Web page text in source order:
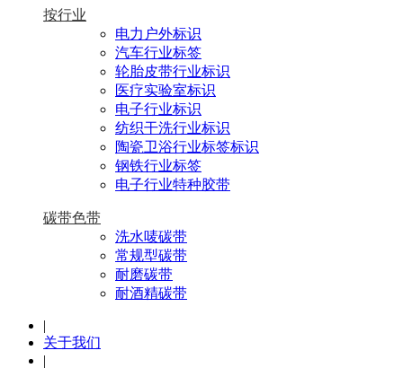
按行业
电力户外标识
汽车行业标签
轮胎皮带行业标识
医疗实验室标识
电子行业标识
纺织干洗行业标识
陶瓷卫浴行业标签标识
钢铁行业标签
电子行业特种胶带
碳带色带
洗水唛碳带
常规型碳带
耐磨碳带
耐酒精碳带
|
关于我们
|